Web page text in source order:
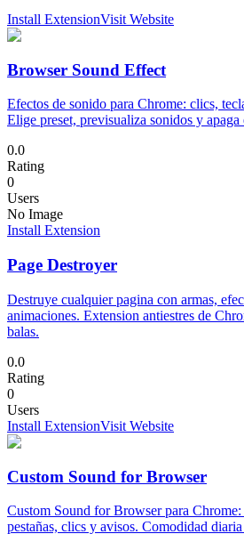
Install ExtensionVisit Website
Browser Sound Effect
Efectos de sonido para Chrome: clics,
Elige preset, previsualiza sonidos y apaga
0.0
Rating
0
Users
No Image
Install Extension
Page Destroyer
Destruye cualquier pagina con armas,
animaciones. Extension antiestres de
balas.
0.0
Rating
0
Users
Install ExtensionVisit Website
Custom Sound for Browser
Custom Sound for Browser para
pestañas, clics y avisos. Comodidad